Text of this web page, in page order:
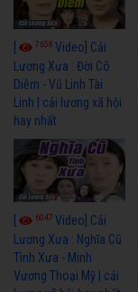
7658 Video] Cải
Lương Xưa : Đời Cô
Diễm - Vũ Linh Tài
Linh | cải lương xã hội
hay nhất
6047 Video] Cải
Lương Xưa : Nghĩa Cũ
Tình Xưa - Minh
Vương Thoại Mỹ | cải